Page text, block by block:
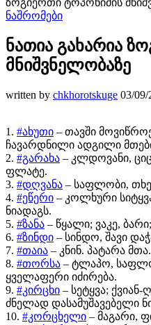
ზოგიერთი ტოპონიმის
ნაშრომები
ნათია გახარია
მნიშვნელობაზე
written by chkhorotskuge 03/09/
1. #ახუთი – თავში
ჩავარდნილი ადგილი
2. #გარახა – კლდოვანი,
ფლატე.
3. #დღვანა – საფლობი,
4. #ეწერი – კოლხური
ნიადაგს.
5. #ზანა – წყალი; ვაკე,
6. #ზინდი – სინდო, შავი
7. #თაია – კნინ. პატარა მთა.
8. #თორსა – ტლაპო,
ყველაფერი იძირება.
9. #კირცხი – სეტყვა;
ძნელად დასამუშავებელი
10. #კორცხელი – მაგარი,